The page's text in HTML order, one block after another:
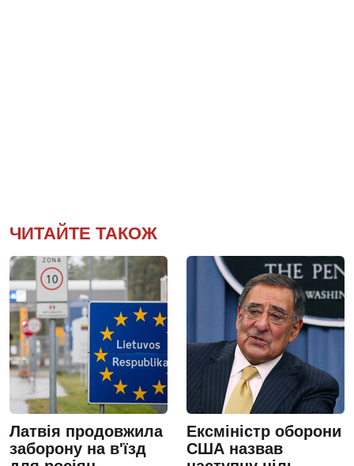
ЧИТАЙТЕ ТАКОЖ
Латвія продовжила
заборону на в'їзд
Ексміністр оборони
США назвав